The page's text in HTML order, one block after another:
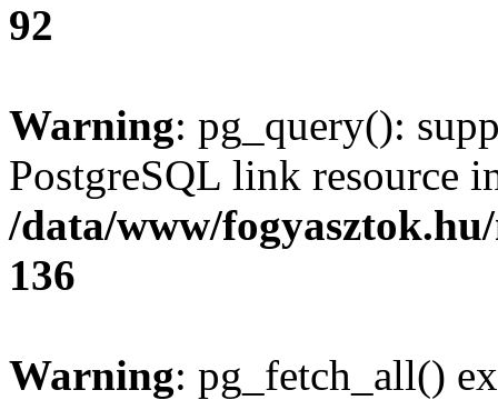
92
Warning: pg_query():
PostgreSQL link resource
/data/www/
136
Warning: pg_fetch_all()